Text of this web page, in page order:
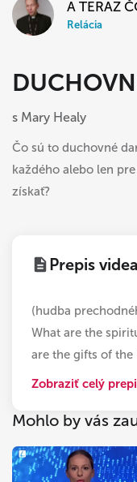
A TERAZ
Relácia
s Mary Healy
Čo sú to duchovné
každého alebo len
získať?
Prepis videa
(hudba
What are the
are the gifts of the
Zobraziť celý
Mohlo by vás